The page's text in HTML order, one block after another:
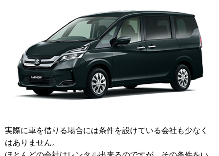
実際に車を借りる場合には条件を設けている会社も少なく
はありません。